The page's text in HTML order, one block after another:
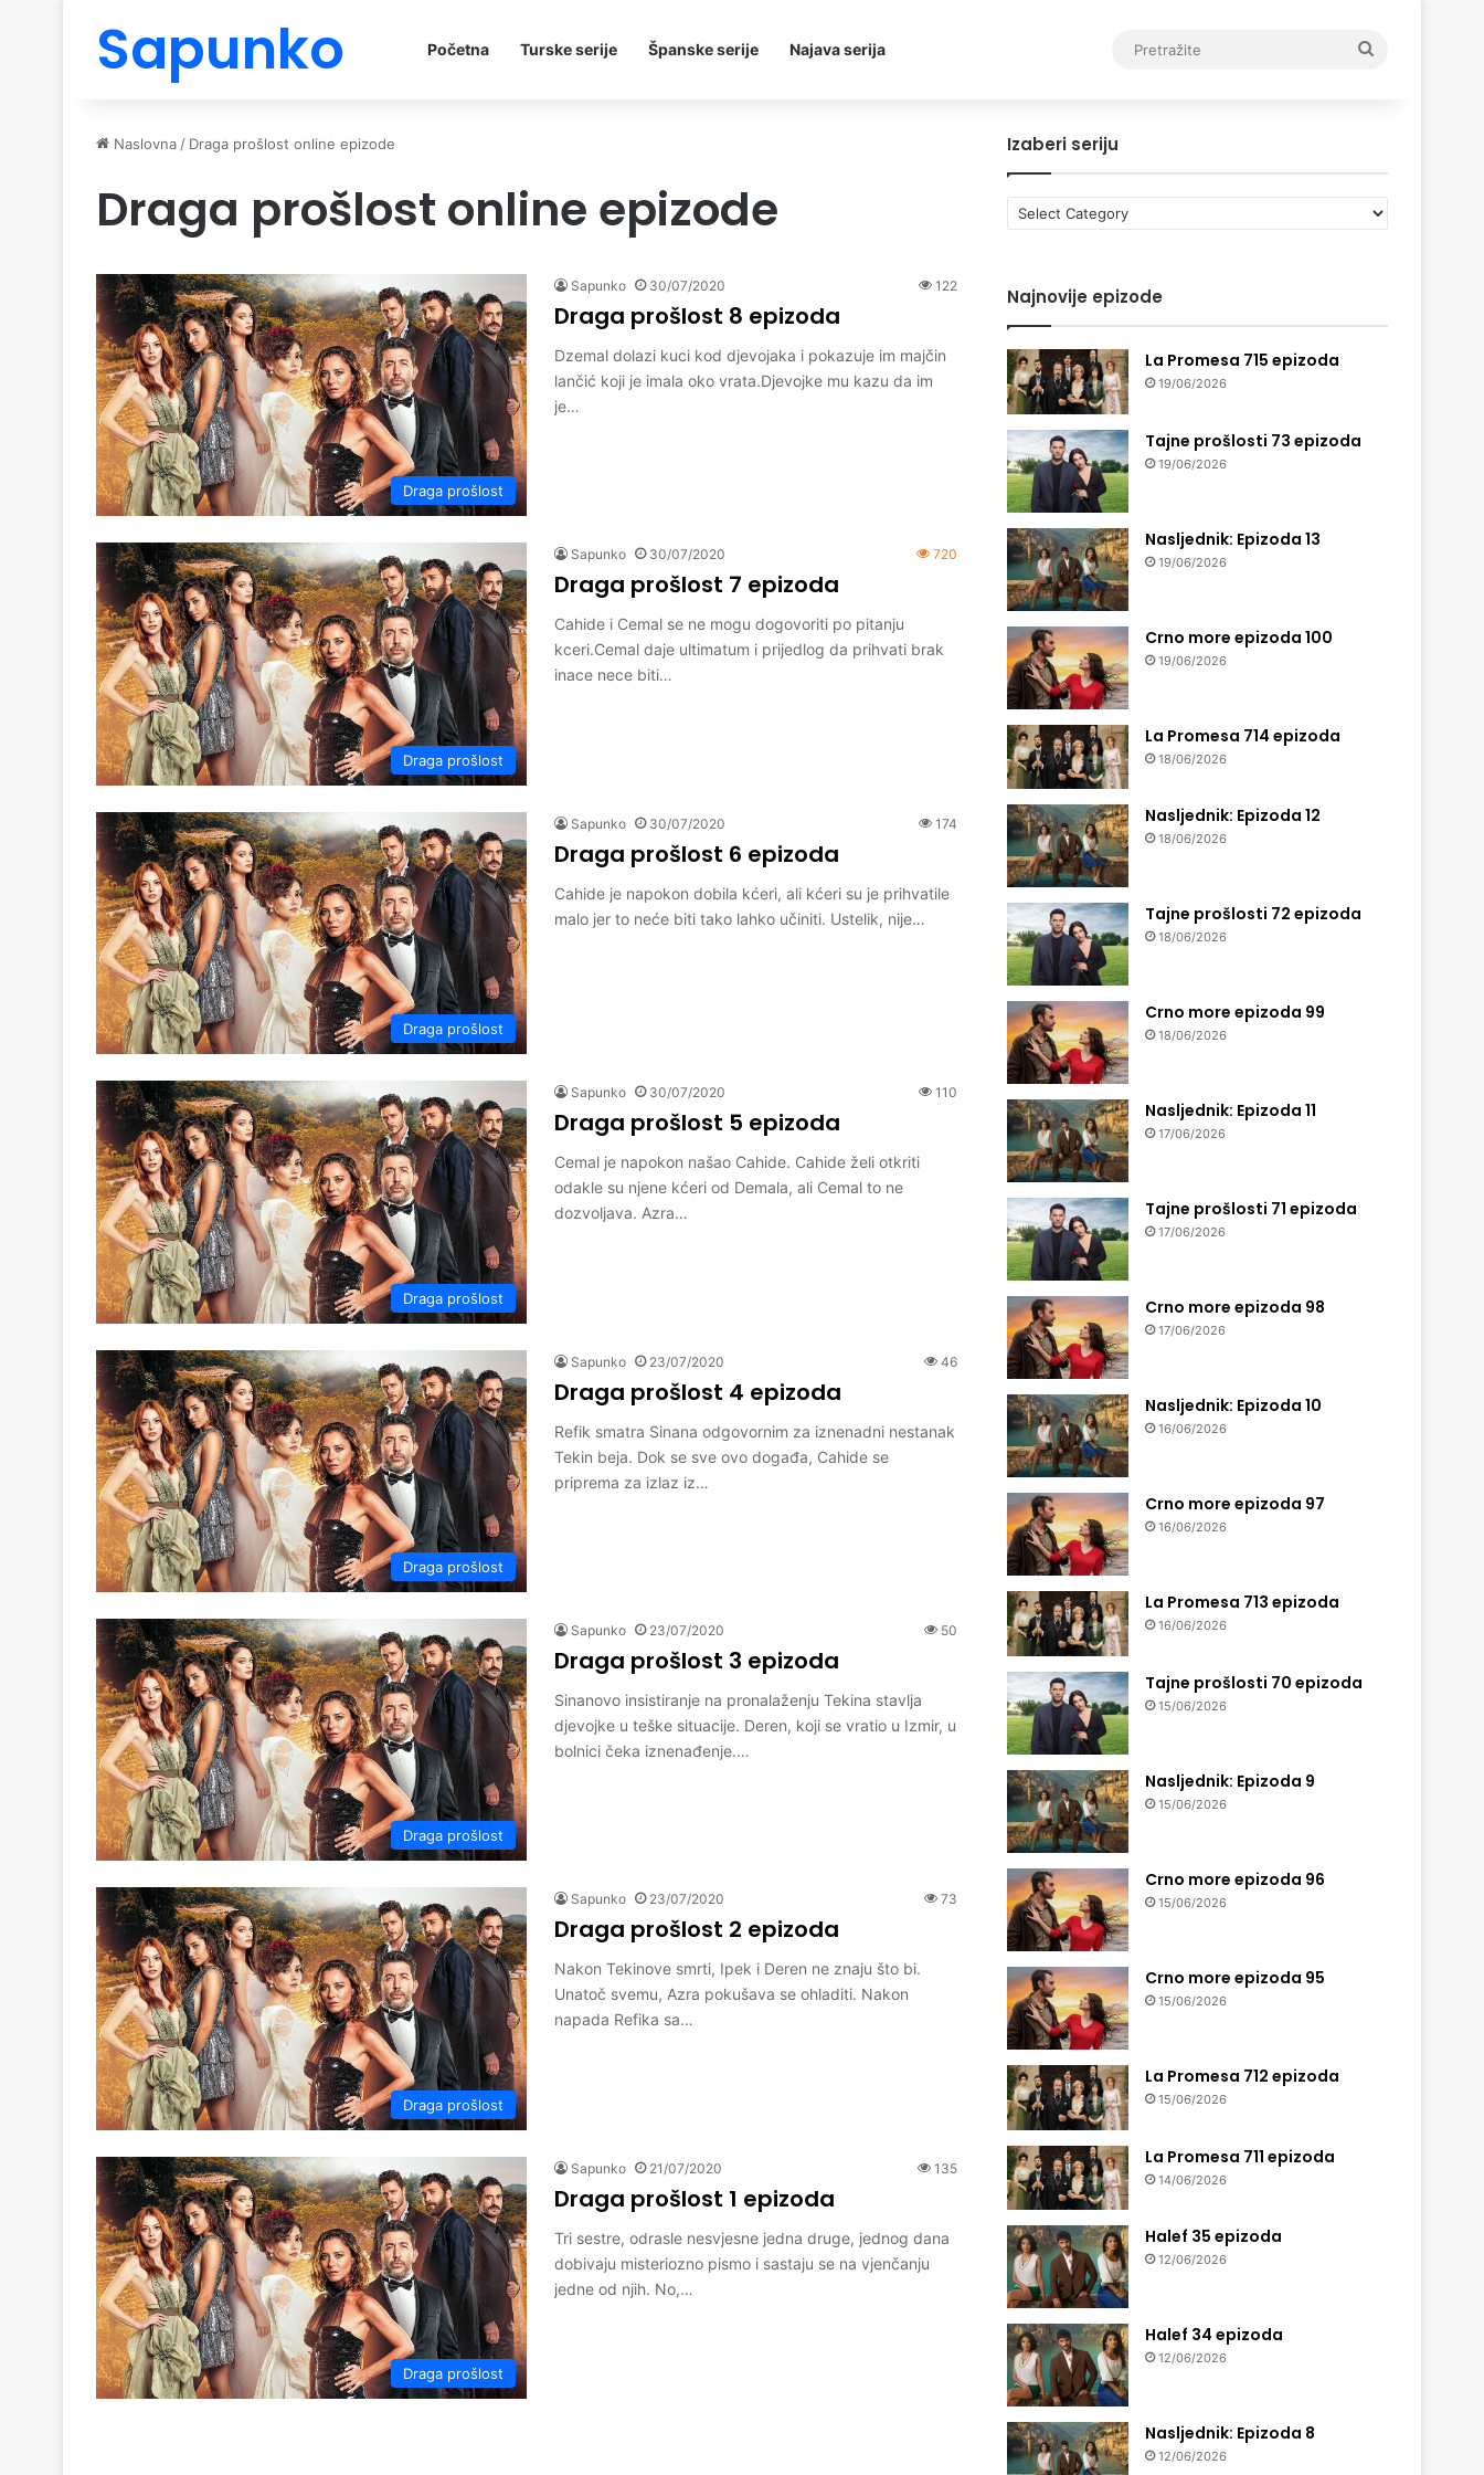
Sapunko Početna Turske serije Španske serije Najava serija
Naslovna / Draga prošlost online epizode
Draga prošlost online epizode
Draga prošlost
Sapunko 30/07/2020 122
Draga prošlost 8 epizoda
Dzemal dolazi kuci kod djevojaka i pokazuje im majčin
lančić koji je imala oko vrata.Djevojke mu kazu da im
je…
Draga prošlost
Sapunko 30/07/2020 720
Draga prošlost 7 epizoda
Cahide i Cemal se ne mogu dogovoriti po pitanju
kceri.Cemal daje ultimatum i prijedlog da prihvati brak
inace nece biti…
Draga prošlost
Sapunko 30/07/2020 174
Draga prošlost 6 epizoda
Cahide je napokon dobila kćeri, ali kćeri su je prihvatile
malo jer to neće biti tako lahko učiniti. Ustelik, nije…
Draga prošlost
Sapunko 30/07/2020 110
Draga prošlost 5 epizoda
Cemal je napokon našao Cahide. Cahide želi otkriti
odakle su njene kćeri od Demala, ali Cemal to ne
dozvoljava. Azra…
Draga prošlost
Sapunko 23/07/2020 46
Draga prošlost 4 epizoda
Refik smatra Sinana odgovornim za iznenadni nestanak
Tekin beja. Dok se sve ovo događa, Cahide se
priprema za izlaz iz…
Draga prošlost
Sapunko 23/07/2020 50
Draga prošlost 3 epizoda
Sinanovo insistiranje na pronalaženju Tekina stavlja
djevojke u teške situacije. Deren, koji se vratio u Izmir, u
bolnici čeka iznenađenje.…
Draga prošlost
Sapunko 23/07/2020 73
Draga prošlost 2 epizoda
Nakon Tekinove smrti, Ipek i Deren ne znaju što bi.
Unatoč svemu, Azra pokušava se ohladiti. Nakon
napada Refika sa…
Draga prošlost
Sapunko 21/07/2020 135
Draga prošlost 1 epizoda
Tri sestre, odrasle nesvjesne jedna druge, jednog dana
dobivaju misteriozno pismo i sastaju se na vjenčanju
jedne od njih. No,…
Izaberi seriju
Izaberi
seriju
Najnovije epizode
La Promesa 715 epizoda
19/06/2026
Tajne prošlosti 73 epizoda
19/06/2026
Nasljednik: Epizoda 13
19/06/2026
Crno more epizoda 100
19/06/2026
La Promesa 714 epizoda
18/06/2026
Nasljednik: Epizoda 12
18/06/2026
Tajne prošlosti 72 epizoda
18/06/2026
Crno more epizoda 99
18/06/2026
Nasljednik: Epizoda 11
17/06/2026
Tajne prošlosti 71 epizoda
17/06/2026
Crno more epizoda 98
17/06/2026
Nasljednik: Epizoda 10
16/06/2026
Crno more epizoda 97
16/06/2026
La Promesa 713 epizoda
16/06/2026
Tajne prošlosti 70 epizoda
15/06/2026
Nasljednik: Epizoda 9
15/06/2026
Crno more epizoda 96
15/06/2026
Crno more epizoda 95
15/06/2026
La Promesa 712 epizoda
15/06/2026
La Promesa 711 epizoda
14/06/2026
Halef 35 epizoda
12/06/2026
Halef 34 epizoda
12/06/2026
Nasljednik: Epizoda 8
12/06/2026